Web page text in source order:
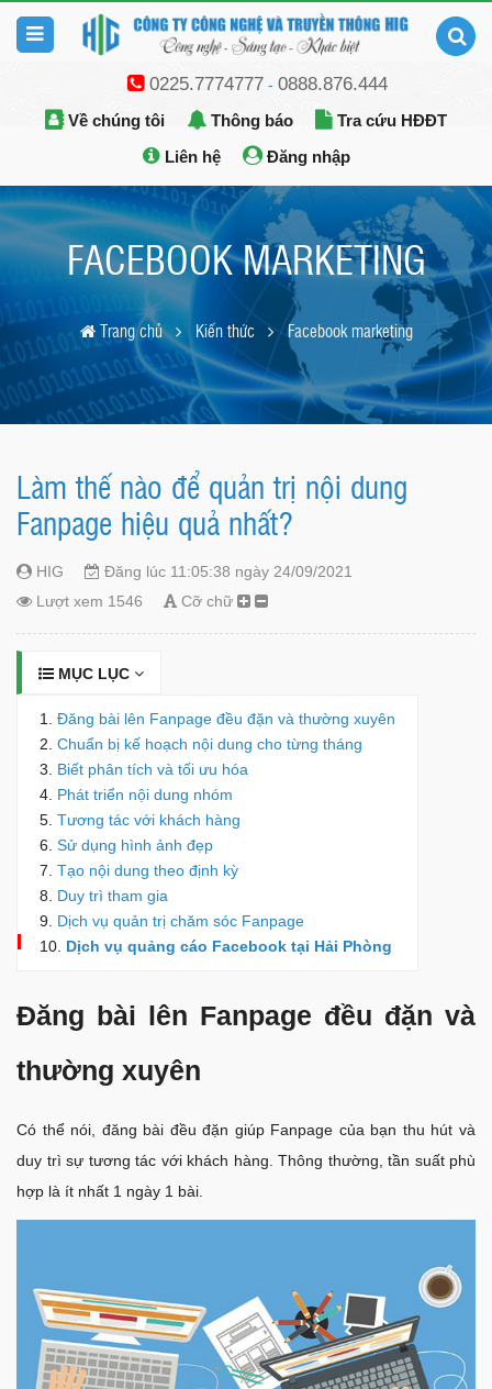
0225.7774777- 0888.876.444
Về chúng tôi Thông báo
Tra cứu HĐĐT
Liên hệ
Đăng nhập
FACEBOOK MARKETING
Trang chủ Kiến thức Facebook marketing
Làm thế nào để quản trị nội dung
Fanpage hiệu quả nhất?
HIG
Đăng lúc 11:05:38 ngày 24/09/2021
Lượt xem 1546
Cỡ chữ
MỤC LỤC
Đăng bài lên Fanpage đều đặn và thường xuyên
Chuẩn bị kế hoạch nội dung cho từng tháng
Biết phân tích và tối ưu hóa
Phát triển nội dung nhóm
Tương tác với khách hàng
Sử dụng hình ảnh đẹp
Tạo nội dung theo định kỳ
Duy trì tham gia
Dịch vụ quản trị chăm sóc Fanpage
Dịch vụ quảng cáo Facebook tại Hải Phòng
Đăng bài lên Fanpage đều đặn và
thường xuyên
Có thể nói, đăng bài đều đặn giúp Fanpage của bạn thu hút và
duy trì sự tương tác với khách hàng. Thông thường, tần suất phù
hợp là ít nhất 1 ngày 1 bài.